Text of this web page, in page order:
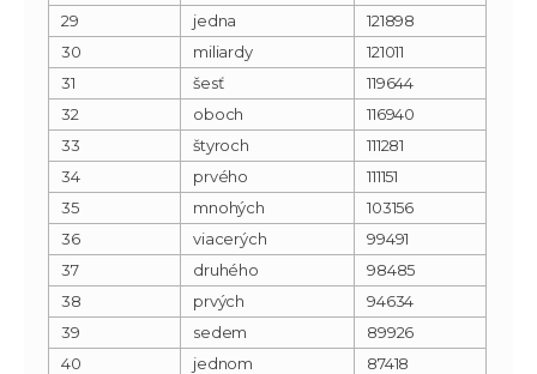
29
jedna
121898
30
miliardy
121011
31
šesť
119644
32
oboch
116940
33
štyroch
111281
34
prvého
111151
35
mnohých
103156
36
viacerých
99491
37
druhého
98485
38
prvých
94634
39
sedem
89926
40
jednom
87418